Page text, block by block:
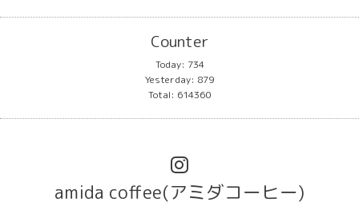
Counter
Today: 734
Yesterday: 879
Total: 614360
amida coffee(アミダコーヒー)